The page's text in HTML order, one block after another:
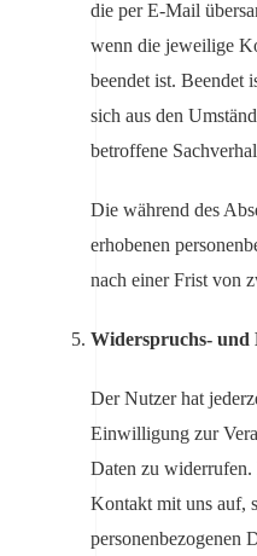
die per E-Mail
wenn die jeweilige
beendet ist. Beendet
sich aus den
betroffene
Die während des
erhobenen
nach einer Frist von
Widerspruchs- und
Der Nutzer hat
Einwilligung zur
Daten zu
Kontakt mit uns auf,
personenbezogenen